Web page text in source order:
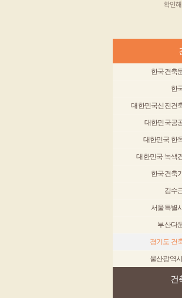
확인
한국건축
한
대한민국신진건
대한민국공
대한민국 한
대한민국 녹색
한국건축
김수
서울특별
부산다
경기도 건
울산광역
건